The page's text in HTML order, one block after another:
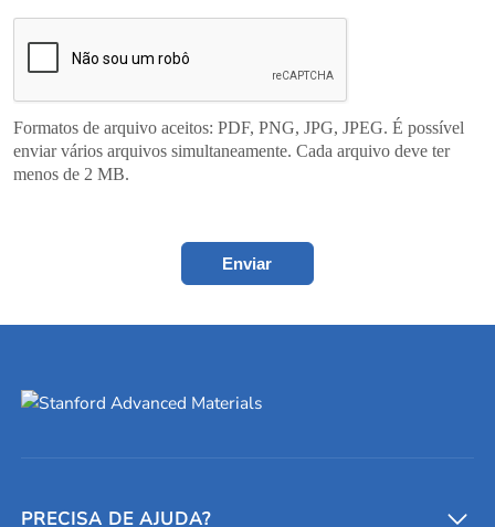
Formatos de arquivo aceitos: PDF, PNG, JPG, JPEG. É possível
enviar vários arquivos simultaneamente. Cada arquivo deve ter
menos de 2 MB.
Enviar
PRECISA DE AJUDA?